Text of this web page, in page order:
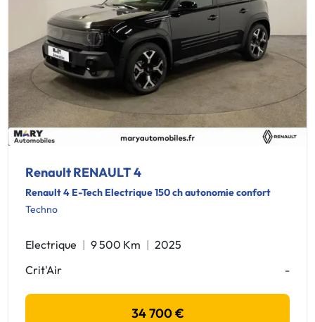
Renault RENAULT 4
Renault 4 E-Tech Electrique 150 ch autonomie confort
Techno
Electrique 9 500 Km
2025
Crit'Air
-
34 700 €